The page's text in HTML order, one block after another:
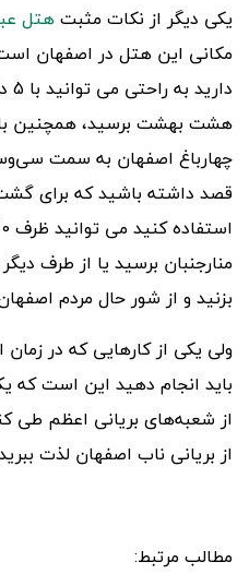
یکی دیگر از نکات مثبتهتل
مکانی این هتل در اصفهان
چهارباغ اصفهان به سمت
قصد داشته باشید که برای
منارجنبان برسید یا از طرف
بزنید و از شور حال مردم
ولی یکی از کار‌هایی که در
باید انجام دهید این است که
از شعبه‌های بریانی اعظم طی
از بریانی ناب اصفهان لذت
مطالب مرتبط: